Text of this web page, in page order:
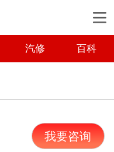
汽修 百科
我要咨询